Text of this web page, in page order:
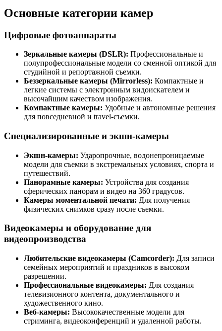
Основные категории камер
Цифровые фотоаппараты
Зеркальные камеры (DSLR): Профессиональные и
полупрофессиональные модели со сменной оптикой для
студийной и репортажной съемки.
Беззеркальные камеры (Mirrorless): Компактные и
легкие системы с электронным видоискателем и
высочайшим качеством изображения.
Компактные камеры: Удобные и автономные решения
для повседневной и travel-съемки.
Специализированные и экшн-камеры
Экшн-камеры: Ударопрочные, водонепроницаемые
модели для съемки в экстремальных условиях, спорта и
путешествий.
Панорамные камеры: Устройства для создания
сферических панорам и видео на 360 градусов.
Камеры моментальной печати: Для получения
физических снимков сразу после съемки.
Видеокамеры и оборудование для
видеопроизводства
Любительские видеокамеры (Camcorder): Для записи
семейных мероприятий и праздников в высоком
разрешении.
Профессиональные видеокамеры: Для создания
телевизионного контента, документального и
художественного кино.
Веб-камеры: Высококачественные модели для
стриминга, видеоконференций и удаленной работы.